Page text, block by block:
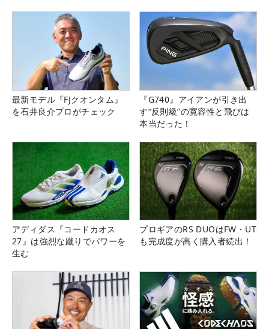
最新モデル『FJクオンタム』
を石井良介プロがチェック
『G740』アイアンが引き出
す“反則級”の寛容性と飛びは
本当だった！
アディダス『コードカオス
27』は強烈な蹴りでパワーを
生む
プロギアのRS DUOはFW・UT
も完成度が高く購入者続出！